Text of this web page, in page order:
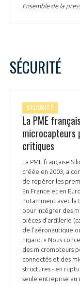
Ensemble de la
SÉCURITÉ
SÉCURITÉ
La PME
microcapteurs
critiques
La PME française
créée en 2003, a
de repérer les
En France et en
notamment avec la
pour intégrer des
pièces d’artillerie
de l’aéronautique
Figaro. « Nous
des micromoteurs
connectés et des
structures - en
seule entreprise au